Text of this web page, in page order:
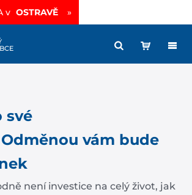
v OSTRAVĚ »
své
vám bude
není investice na celý život, jak